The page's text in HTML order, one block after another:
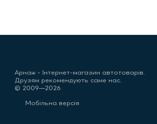
Арнаж - Інтернет-магазин автотоварів.
Друзям рекомендують саме нас.
© 2009—2026
Мобільна версія